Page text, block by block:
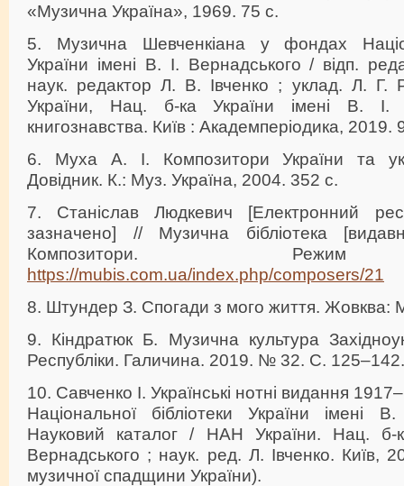
«Музична Україна», 1969. 75 с.
5. Музична Шевченкіана у фондах
України імені В. І. Вернадського / відп.
наук. редактор Л. В. Івченко ; уклад. Л. Г.
України, Нац. б‑ка України імені В. І.
книгознавства. Київ : Академперіодика, 2019.
6. Муха А. І. Композитори України та
Довідник. К.: Муз. Україна, 2004. 352 с.
7. Станіслав Людкевич [Електронний
зазначено] // Музична бібліотека
Композитори. Режим
https://mubis.com.ua/index.php/composers/21
8. Штундер З. Спогади з мого життя. Жовква:
9. Кіндратюк Б. Музична культура
Республіки. Галичина. 2019. № 32. С. 125–142.
10. Савченко І. Українські нотні видання
Національної бібліотеки України імені
Науковий каталог / НАН України. Нац. б-
Вернадського ; наук. ред. Л. Івченко. Київ,
музичної спадщини України).